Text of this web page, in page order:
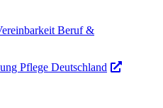
Beruf &
Pflege Deutschland